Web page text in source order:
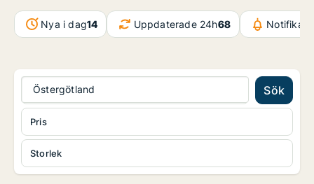
Nya i dag14 Uppdaterade 24h68
Östergötland Sök
Storlek
Pris